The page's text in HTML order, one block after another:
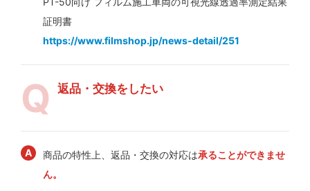
証明書
https://www.filmshop.jp/news-detail/251
返品・交換をしたい
商品の特性上、返品・交換の対応は承ることができませ
ん。